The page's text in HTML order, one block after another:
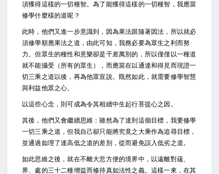
須獲得這樣的一切種智。為了能獲得這樣的一切種智，我應當
修學什麼樣的道呢？
此時，他們又進一步意識到，因為果法跟隨著因法，所以就必
須修學順應果法之道，由此可知，我務必要為眾生之利而努
力。但眾生的種性和意樂卻是千差萬別的，所以僅僅以一種道
就不能攝受（所有的眾生），而應當在以通達和得見而現證一
切三乘之道以後，再為他眾宣說。既然如此，就需要修學智慧
與利益他眾之心。
以這些心念，則可成為令其相續中生起行菩提心之因。
其後，他們又會繼續思維：雖然為了達到這個目標，我要修學
一切三乘之道，但我自己卻只能將究竟之大乘作為追尋目標，
並通過如理了達高低之道的差別，從而避免誤入低劣之道。
如此思維之後，就在不離大悲方便的境界中，以遠離對蘊、
界、處的三十二種增益而修持真如法性之義。這樣一來，在其